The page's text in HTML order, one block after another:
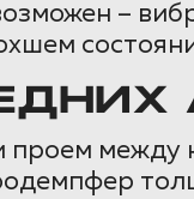
–
проем